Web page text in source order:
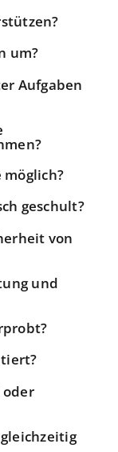
um?
Aufgaben
geschult?
von
und
oder